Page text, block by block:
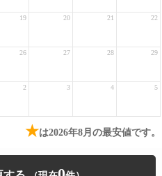
19 20 21 22
26 27 28 29
2 3 4 5
★は2026年8月の最安値です。